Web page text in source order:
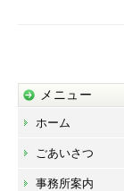
メニュー
ホーム
ごあいさつ
事務所案内